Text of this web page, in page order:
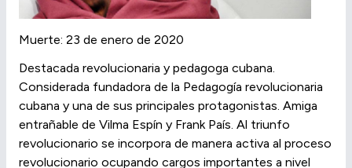
Muerte: 23 de enero de 2020
Destacada revolucionaria y pedagoga cubana.
Considerada fundadora de la Pedagogía revolucionaria
cubana y una de sus principales protagonistas. Amiga
entrañable de Vilma Espín y Frank País. Al triunfo
revolucionario se incorpora de manera activa al proceso
revolucionario ocupando cargos importantes a nivel